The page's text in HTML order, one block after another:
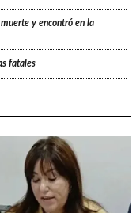
y encontró en la
fatales